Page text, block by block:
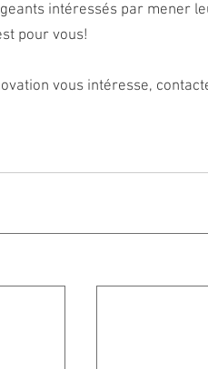
intéressés par mener
pour vous!
vous intéresse,